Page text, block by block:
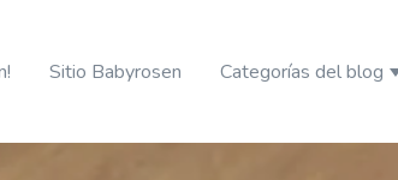
Sitio Babyrosen Categorías del blog